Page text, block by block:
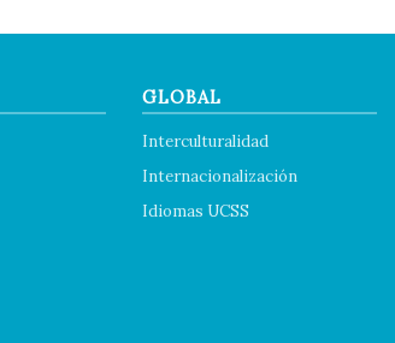
GLOBAL
Interculturalidad
Internacionalización
Idiomas UCSS